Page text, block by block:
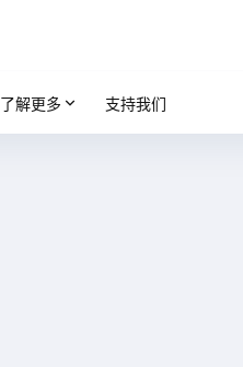
了解更多 支持我们